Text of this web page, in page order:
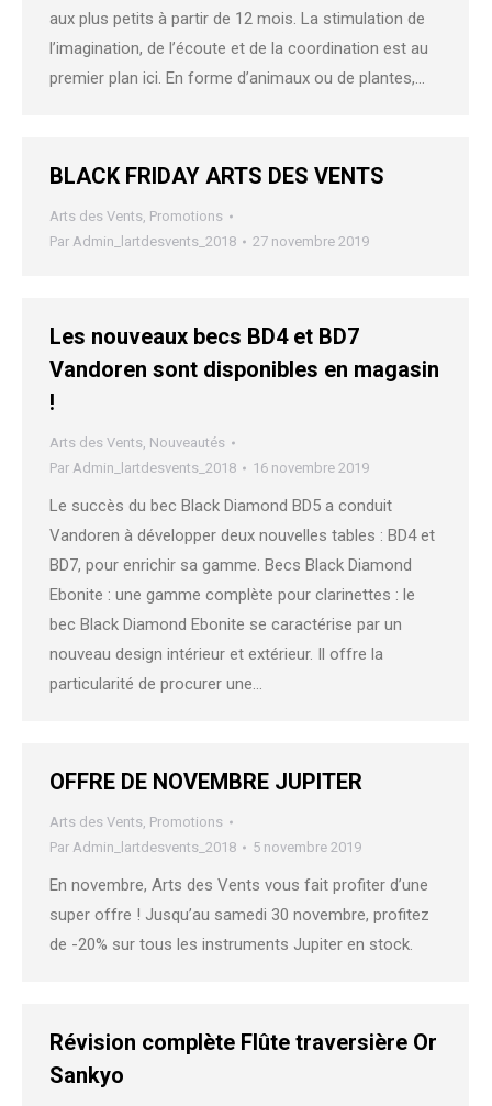
aux plus petits à partir de 12 mois. La stimulation de
l’imagination, de l’écoute et de la coordination est au
premier plan ici. En forme d’animaux ou de plantes,…
BLACK FRIDAY ARTS DES VENTS
Arts des Vents, Promotions
Par Admin_lartdesvents_2018 27 novembre 2019
Les nouveaux becs BD4 et BD7
Vandoren sont disponibles en magasin
!
Arts des Vents, Nouveautés
Par Admin_lartdesvents_2018 16 novembre 2019
Le succès du bec Black Diamond BD5 a conduit
Vandoren à développer deux nouvelles tables : BD4 et
BD7, pour enrichir sa gamme. Becs Black Diamond
Ebonite : une gamme complète pour clarinettes : le
bec Black Diamond Ebonite se caractérise par un
nouveau design intérieur et extérieur. Il offre la
particularité de procurer une…
OFFRE DE NOVEMBRE JUPITER
Arts des Vents, Promotions
Par Admin_lartdesvents_2018 5 novembre 2019
En novembre, Arts des Vents vous fait profiter d’une
super offre ! Jusqu’au samedi 30 novembre, profitez
de -20% sur tous les instruments Jupiter en stock.
Révision complète Flûte traversière Or
Sankyo